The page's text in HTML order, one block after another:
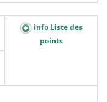
info Liste des
points